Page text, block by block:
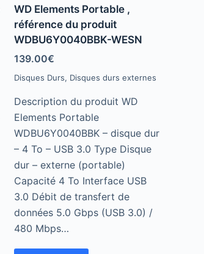
a
t
e
d
0
u
t
o
f
WD Elements Portable ,
référence du produit
WDBU6Y0040BBK-WESN
139.00€
Disques Durs, Disques durs externes
Description du produit WD
Elements Portable
WDBU6Y0040BBK – disque dur
– 4 To – USB 3.0 Type Disque
dur – externe (portable)
Capacité 4 To Interface USB
3.0 Débit de transfert de
données 5.0 Gbps (USB 3.0) /
480 Mbps…